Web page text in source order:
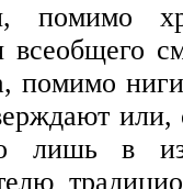
помимо
всеобщего
помимо
или,
лишь в